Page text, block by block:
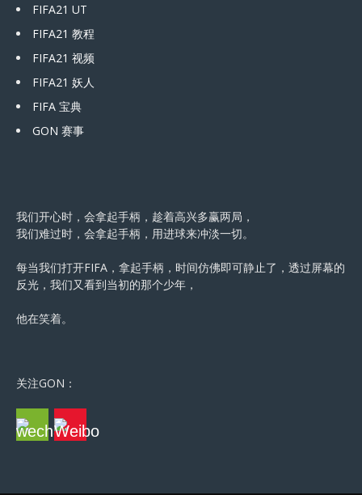
FIFA21 UT
FIFA21 教程
FIFA21 视频
FIFA21 妖人
FIFA 宝典
GON 赛事
我们开心时，会拿起手柄，趁着高兴多赢两局，
我们难过时，会拿起手柄，用进球来冲淡一切。
每当我们打开FIFA，拿起手柄，时间仿佛即可静止了，透过屏幕的
反光，我们又看到当初的那个少年，
他在笑着。
关注GON：